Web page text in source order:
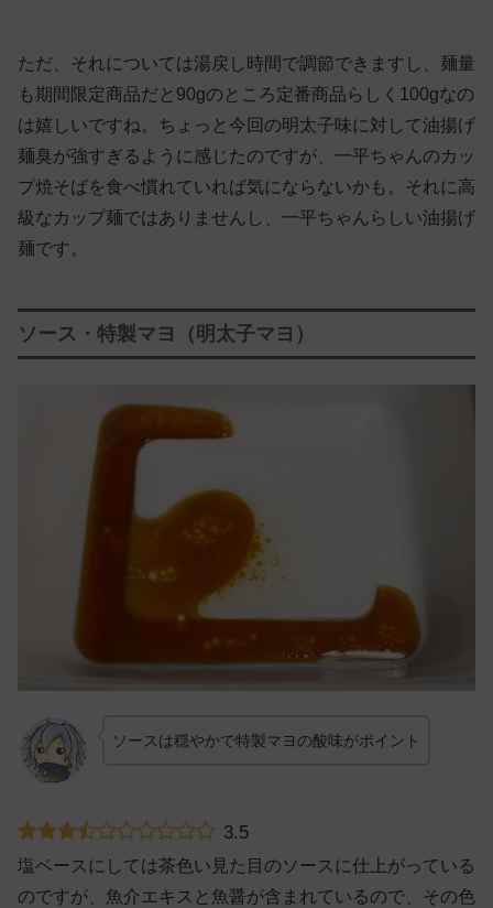
ただ、それについては湯戻し時間で調節できますし、麺量
も期間限定商品だと90gのところ定番商品らしく100gなの
は嬉しいですね。ちょっと今回の明太子味に対して油揚げ
麺臭が強すぎるように感じたのですが、一平ちゃんのカッ
プ焼そばを食べ慣れていれば気にならないかも。それに高
級なカップ麺ではありませんし、一平ちゃんらしい油揚げ
麺です。
ソース・特製マヨ（明太子マヨ）
ソースは穏やかで特製マヨの酸味がポイント
3.5
塩ベースにしては茶色い見た目のソースに仕上がっている
のですが、魚介エキスと魚醤が含まれているので、その色